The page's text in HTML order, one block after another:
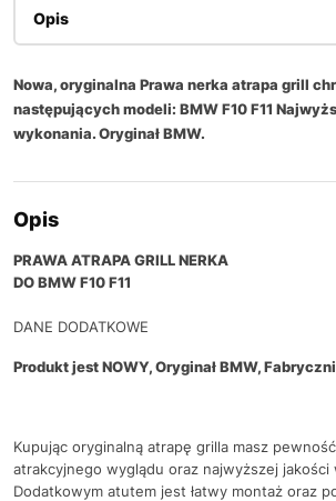
Opis
Nowa, oryginalna Prawa nerka atrapa grill
następujących modeli: BMW F10 F11
wykonania. Oryginał BMW.
Opis
PRAWA ATRAPA GRILL NERKA
DO BMW F10 F11
DANE DODATKOWE
Produkt jest NOWY, Oryginał BMW,
Kupując oryginalną atrapę grilla masz
atrakcyjnego wyglądu oraz najwyższej jakości
Dodatkowym atutem jest łatwy montaż oraz